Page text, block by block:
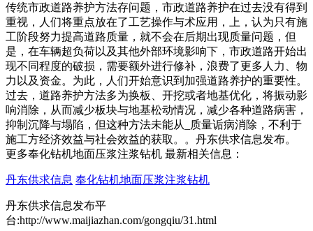
传统市政道路养护方法存问题，市政道路养护在过去没有得到
重视，人们将重点放在了工艺操作与术应用，上，认为只有施
工阶段努力提高道路质量，就不会在后期出现质量问题，但
是，在车辆超负荷以及其他外部环境影响下，市政道路开始出
现不同程度的破损，需要额外进行修补，浪费了更多人力、物
力以及资金。为此，人们开始意识到加强道路养护的重要性。
过去，道路养护方法多为换板、开挖或者地基优化，将振动影
响消除，从而减少板块与地基松动情况，减少各种道路病害，
抑制沉降与塌陷，但这种方法未能从_质量诟病消除，不利于
施工方经济效益与社会效益的获取。。丹东供求信息发布。
更多奉化钻机地面压浆注浆钻机 最新相关信息：
丹东供求信息 奉化钻机地面压浆注浆钻机
丹东供求信息发布平
台:http://www.maijiazhan.com/gongqiu/31.html